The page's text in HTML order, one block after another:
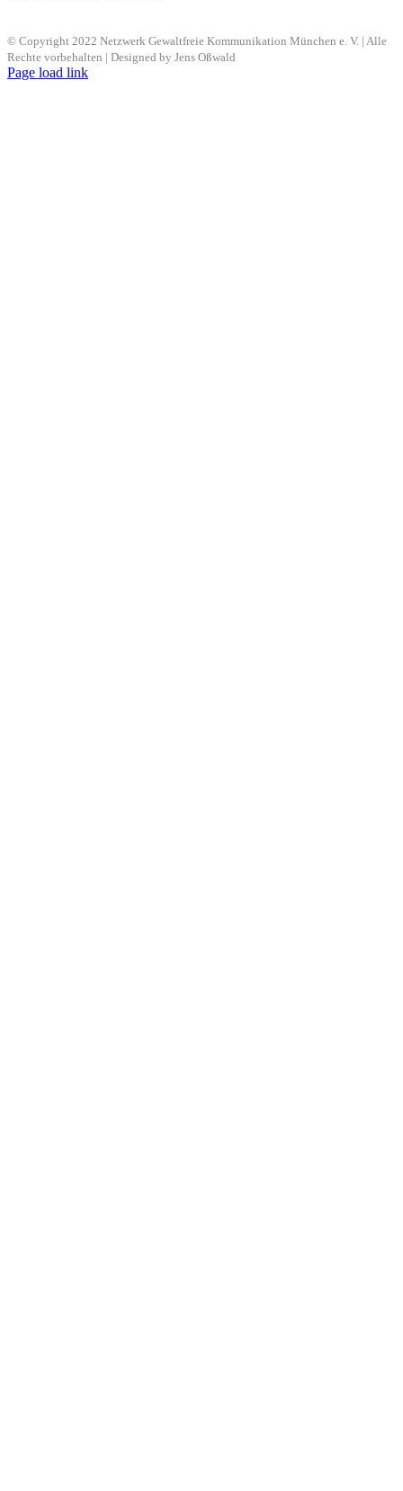
© Copyright 2022 Netzwerk Gewaltfreie Kommunikation München e. V. | Alle
Rechte vorbehalten | Designed by Jens Oßwald
Page load link